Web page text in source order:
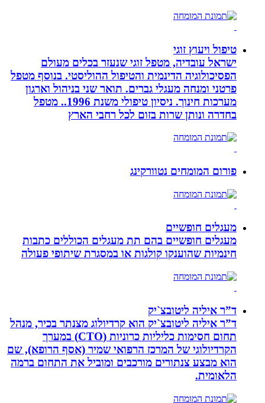
טיפול ויעוץ זוגי
ישראל עובדיה, מטפל זוגי שנעזר בכלים מעולם
הפסיכולוגיה הדינמית והטיפול ההוליסטי. בנוסף מטפל
פרטני ומנחה מעגלי גברים. תואר שני בניהול וארגון
מערכות חינוך. ניסיון טיפולי משנת 1996.. מטפל
בחדרה ונותן שרות בזום לכל רחבי הארץ
פורום המומחים נטוורקינג
מעגלים חופשיים
מעגלים חופשיים בהם תת מעגלים הכוללים כתבות
חינמיות שהוענקו קולגות או במסגרת שיתופי פעולה
ד”ר איליה ליטובצ`יק
ד”ר איליה ליטובצ`יק הוא קרדיולוג מצנתר בכיר, מנהל
תחום חסימות כליליות כרוניות (CTO) במערך
הקרדיולוגי של המרכז הרפואי שמיר (אסף הרופא), שם
הוא מבצע צנתורים מורכבים ומוביל את התחום ברמה
הלאומית.